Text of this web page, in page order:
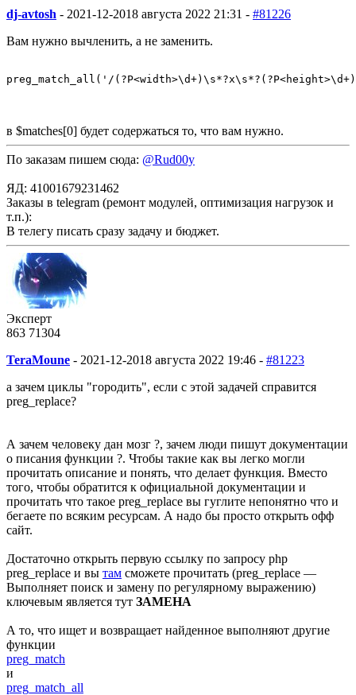
dj-avtosh - 2021-12-2018 августа 2022 21:31 - #81226
Вам нужно вычленить, а не заменить.
preg_match_all('/
в $matches[0] будет содержаться то, что вам нужно.
По заказам пишем сюда: @Rud00y
ЯД: 41001679231462
Заказы в telegram (ремонт модулей, оптимизация нагрузок и
т.п.):
В телегу писать сразу задачу и бюджет.
Эксперт
863 71304
TeraMoune - 2021-12-2018 августа 2022 19:46 - #81223
а зачем циклы "городить", если с этой задачей справится
preg_replace?
А зачем человеку дан мозг ?, зачем люди пишут документации
о писания функции ?. Чтобы такие как вы легко могли
прочитать описание и понять, что делает функция. Вместо
того, чтобы обратится к официальной документации и
прочитать что такое preg_replace вы гуглите непонятно что и
бегаете по всяким ресурсам. А надо бы просто открыть офф
сайт.
Достаточно открыть первую ссылку по запросу php
preg_replace и вы там сможете прочитать (preg_replace —
Выполняет поиск и замену по регулярному выражению)
ключевым является тут ЗАМЕНА
А то, что ищет и возвращает найденное выполняют другие
функции
preg_match
и
preg_match_all